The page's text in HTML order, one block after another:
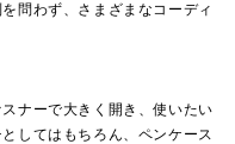
問わず、さまざまなコーディ
ナーで大きく開き、使いたい
してはもちろん、ペンケース